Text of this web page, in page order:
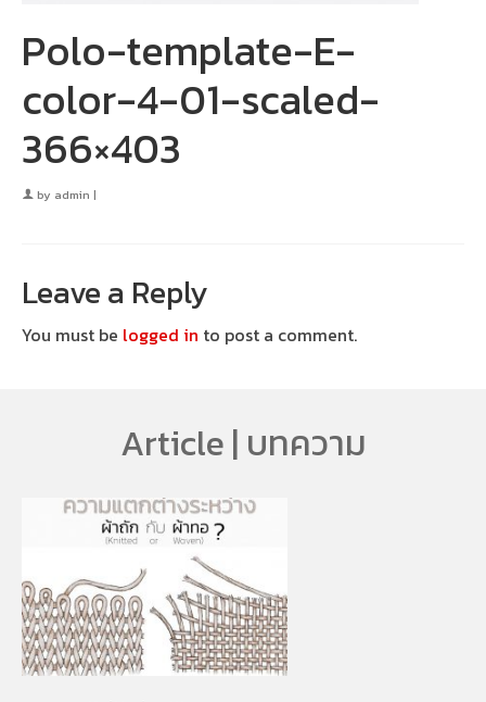
Polo-template-E-
color-4-01-scaled-
366×403
by admin |
Leave a Reply
You must be logged in to post a comment.
Article | บทความ